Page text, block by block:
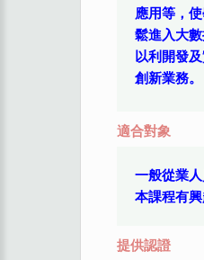
應用等，
鬆進入大數
以利開發
創新業務。
適合對象
一般從業
本課程有
提供認證